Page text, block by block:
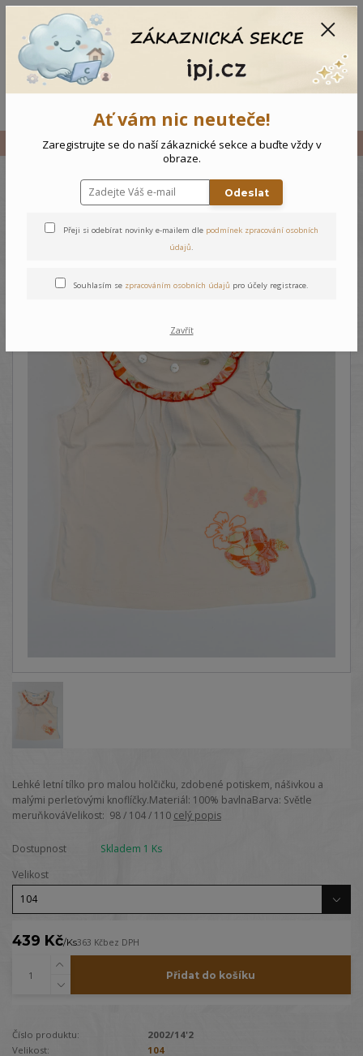
Vše Dětské tílko Květiny
Dětské tílko Květiny
Lehké letní tílko pro malou holčičku, zdobené potiskem, nášivkou a
malými perleťovými knoflíčky.Materiál: 100% bavlnaBarva: Světle
meruňkováVelikost: 98 / 104 / 110 celý popis
Dostupnost
Skladem 1 Ks
Velikost
439 Kč/Ks363 Kčbez DPH
Přidat do košíku
Číslo produktu:
2002/14'2
Velikost:
104
Ať vám nic neuteče!
Zaregistrujte se do naší zákaznické sekce a buďte vždy v
obraze.
Odeslat
Přeji si odebírat novinky e-mailem dle podmínek zpracování osobních
údajů.
Souhlasím se zpracováním osobních údajů pro účely registrace.
Zavřít